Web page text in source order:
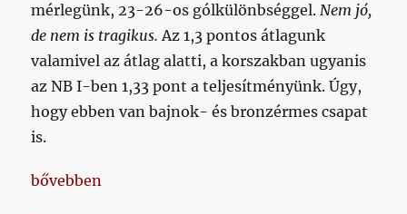
mérlegünk, 23-26-os gólkülönbséggel.Nem jó,
de nem is tragikus. Az 1,3 pontos átlagunk
valamivel az átlag alatti, a korszakban ugyanis
az NB I-ben 1,33 pont a teljesítményünk. Úgy,
hogy ebben van bajnok- és bronzérmes csapat
is.
„Egy valami tűnik biztosnak: a 2,5 over”
bővebben